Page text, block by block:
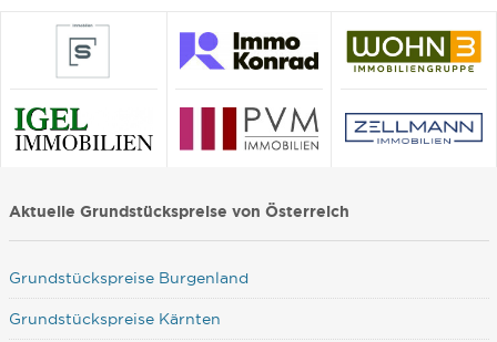
Aktuelle Grundstückspreise von Österreich
Grundstückspreise Burgenland
Grundstückspreise Kärnten